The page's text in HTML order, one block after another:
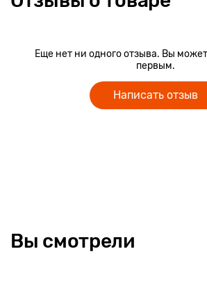
Еще нет ни одного отзыва. Вы
первым.
Написать отзыв
Вы смотрели